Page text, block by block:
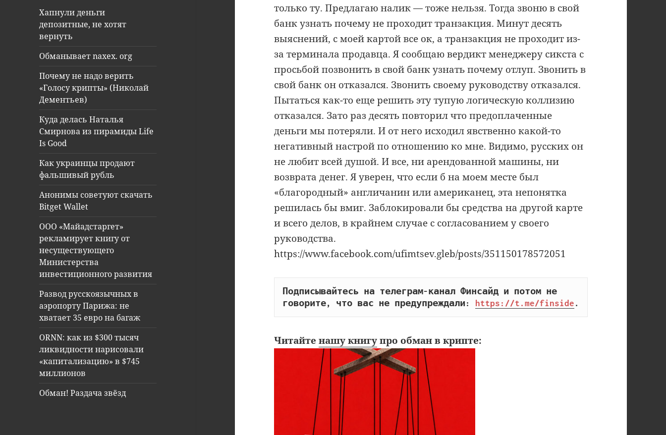
Хапнули деньги
депозитные, не хотят
вернуть
Обманывает naxex. org
Почему не надо верить
«Голосу крипты» (Николай
Дементьев)
Куда делась Наталья
Смирнова из пирамиды Life
Is Good
Как украинцы продают
фальшивый рубль
Анонимы советуют скачать
Bitget Wallet
ООО «Майадстаргет»
рекламирует книгу от
несуществующего
Министерства
инвестиционного развития
Развод русскоязычных в
аэропорту Парижа: не
хватает 35 евро на багаж
ORNN: как из $300 тысяч
ликвидности нарисовали
«капитализацию» в $745
миллионов
Обман! Раздача звёзд
только ту. Предлагаю налик — тоже нельзя. Тогда звоню в свой
банк узнать почему не проходит транзакция. Минут десять
выяснений, с моей картой все ок, а транзакция не проходит из-
за терминала продавца. Я сообщаю вердикт менеджеру сикста с
просьбой позвонить в свой банк узнать почему отлуп. Звонить в
свой банк он отказался. Звонить своему руководству отказался.
Пытаться как-то еще решить эту тупую логическую коллизию
отказался. Зато раз десять повторил что предоплаченные
деньги мы потеряли. И от него исходил явственно какой-то
негативный настрой по отношению ко мне. Видимо, русских он
не любит всей душой. И все, ни арендованной машины, ни
возврата денег. Я уверен, что если б на моем месте был
«благородный» англичанин или американец, эта непонятка
решилась бы вмиг. Заблокировали бы средства на другой карте
и всего делов, в крайнем случае с согласованием у своего
руководства.
https://www.facebook.com/ufimtsev.gleb/posts/351150178572051
Подписывайтесь на телеграм-канал Финсайд и потом не
говорите, что вас не предупреждали:
https://t.me/finside .
Читайтенашу книгупро обман в крипте: